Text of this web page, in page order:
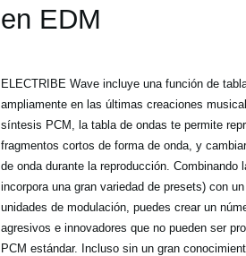
en EDM
ELECTRIBE Wave incluye una función de
ampliamente en las últimas creaciones
síntesis PCM, la tabla de ondas te permite
fragmentos cortos de forma de onda, y
de onda durante la reproducción. Combinando
incorpora una gran variedad de presets) con
unidades de modulación, puedes crear un
agresivos e innovadores que no pueden ser
PCM estándar. Incluso sin un gran